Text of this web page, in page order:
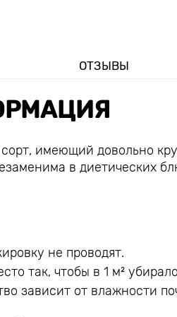
ОТЗЫВЫ
имеющий довольно
в диетических
не проводят.
так, чтобы в 1 м²
зависит от влажности